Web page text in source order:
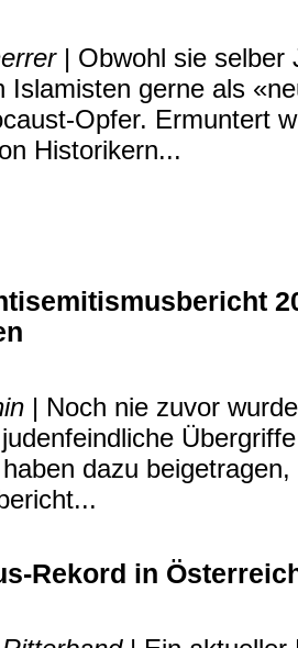
| Obwohl sie selber
Islamisten gerne als
Opfer. Ermuntert
Historikern...
| Noch nie zuvor
dazu
Rekord in